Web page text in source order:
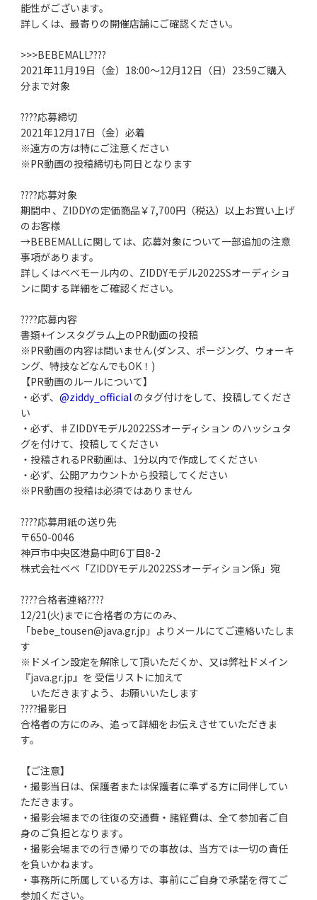
能性がございます。
詳しくは、最寄りの開催店舗にご確認ください。
>>>BEBEMALL????
2021年11月19日（金）18:00～12月12日（日）23:59ご購入
分まで対象
????応募締切
2021年12月17日（金）必着
※遠方の方は特にご注意ください
※PR動画の投稿締切も同日となります
????応募対象
期間中 、ZIDDYの定価商品￥7,700円（税込）以上お買い上げ
のお客様
→BEBEMALLに関しては、応募対象について一部追加の注意
事項があります。
詳しくはべべモール内の、ZIDDYモデル2022SSオーディショ
ンに関する詳細をご確認ください。
????応募内容
書類+インスタグラム上のPR動画の投稿
※PR動画の内容は問いません(ダンス、ポージング、ウォーキ
ング、特技などなんでもOK！)
【PR動画のルールについて】
・必ず、@ziddy_official のタグ付けをして、投稿してくださ
い
・必ず、♯ZIDDYモデル2022SSオーディション のハッシュタ
グを付けて、投稿してください
・投稿されるPR動画は、1分以内で作成してください
・必ず、公開アカウントから投稿してください
※PR動画の投稿は必須ではありません
????応募用紙の送り先
〒650-0046
神戸市中央区港島中町6丁目8-2
株式会社ベベ「ZIDDYモデル2022SSオーディション係」宛
????合格者連絡????
12/21(火)までに合格者の方にのみ、
「bebe_tousen@java.gr.jp」よりメールにてご連絡いたしま
す
※ドメイン設定を解除して頂いただくか、又は弊社ドメイン
『java.gr.jp』を 受信リストに加えて
いただきますよう、お願いいたします
????撮影日
合格者の方にのみ、追って詳細をお伝えさせていただきま
す。
【ご注意】
・撮影当日は、保護者または保護者に準ずる方に同伴してい
ただきます。
・撮影会場までの往復の交通費・諸経費は、全て参加者ご自
身のご負担となります。
・撮影会場までの行き帰りでの事故は、当方では一切の責任
を負いかねます。
・事務所に所属している方は、事前にご自身で承諾を得てご
参加ください。